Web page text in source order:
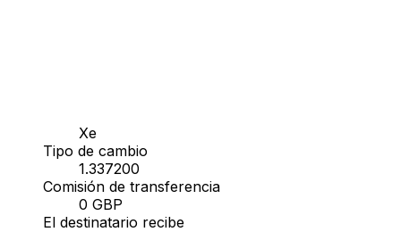
Xe
Tipo de cambio
1.337200
Comisión de transferencia
0 GBP
El destinatario recibe